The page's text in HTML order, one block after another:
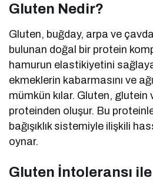
Gluten Nedir?
Gluten, buğday, arpa ve
bulunan doğal bir protein
hamurun elastikiyetini
ekmeklerin kabarmasını ve
mümkün kılar. Gluten, glutein
proteinden oluşur. Bu
bağışıklık sistemiyle ilişkili
oynar.
Gluten İntoleransı